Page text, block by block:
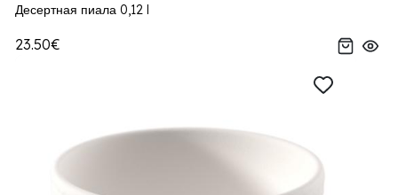
Десертная пиала 0,12 l
23.50€